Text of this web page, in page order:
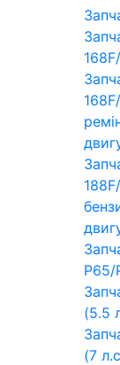
P65/
(5.5
(7